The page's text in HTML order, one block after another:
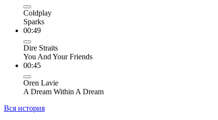
Coldplay
Sparks
00:49
Dire Straits
You And Your Friends
00:45
Oren Lavie
A Dream Within A Dream
Вся история